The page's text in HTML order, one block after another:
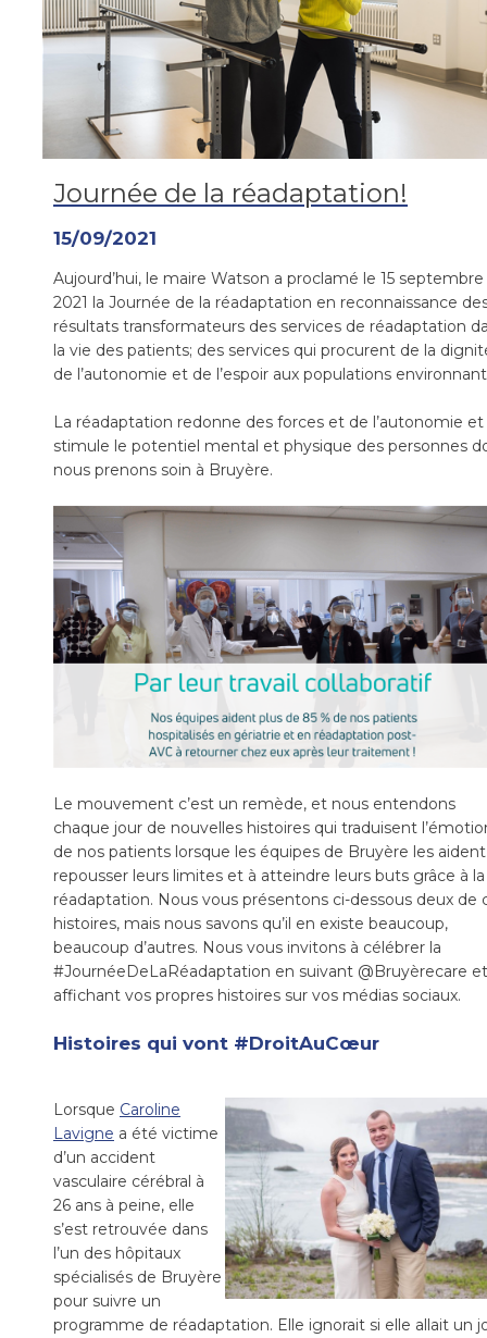
Journée de la réadaptation!
15/09/2021
Aujourd’hui, le maire Watson a proclamé le 15 septembre
2021 la Journée de la réadaptation en reconnaissance
résultats transformateurs des services de réadaptation
la vie des patients; des services qui procurent de la
de l’autonomie et de l’espoir aux populations
La réadaptation redonne des forces et de l’autonomie et
stimule le potentiel mental et physique des personnes
nous prenons soin à Bruyère.
Le mouvement c’est un remède, et nous entendons
chaque jour de nouvelles histoires qui traduisent
de nos patients lorsque les équipes de Bruyère les
repousser leurs limites et à atteindre leurs buts grâce à la
réadaptation. Nous vous présentons ci-dessous deux de
histoires, mais nous savons qu’il en existe beaucoup,
beaucoup d’autres. Nous vous invitons à célébrer la
#JournéeDeLaRéadaptation en suivant @Bruyèrecare
affichant vos propres histoires sur vos médias sociaux.
Histoires qui vont #DroitAuCœur
Lorsque Caroline
Lavigne a été victime
d’un accident
vasculaire cérébral à
26 ans à peine, elle
s’est retrouvée dans
l’un des hôpitaux
spécialisés de Bruyère
pour suivre un
programme de réadaptation. Elle ignorait si elle allait un